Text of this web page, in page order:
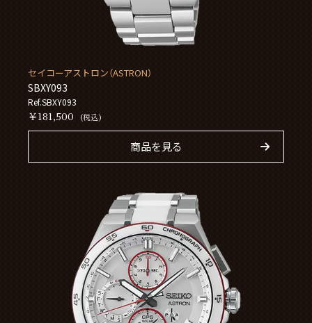
セイコーアストロン（ASTRON）
SBXY093
Ref.SBXY093
￥181,500 (税込)
商品を見る